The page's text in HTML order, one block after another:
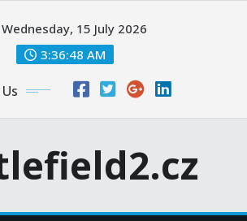
Wednesday, 15 July 2026
3:36:49 AM